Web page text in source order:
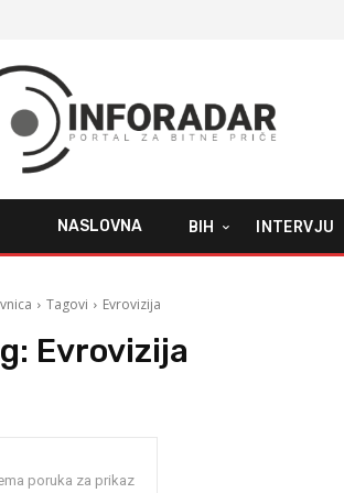
NASLOVNA BIH INTERVJU
Tagovi Evrovizija
Evrovizija
poruka za prikaz